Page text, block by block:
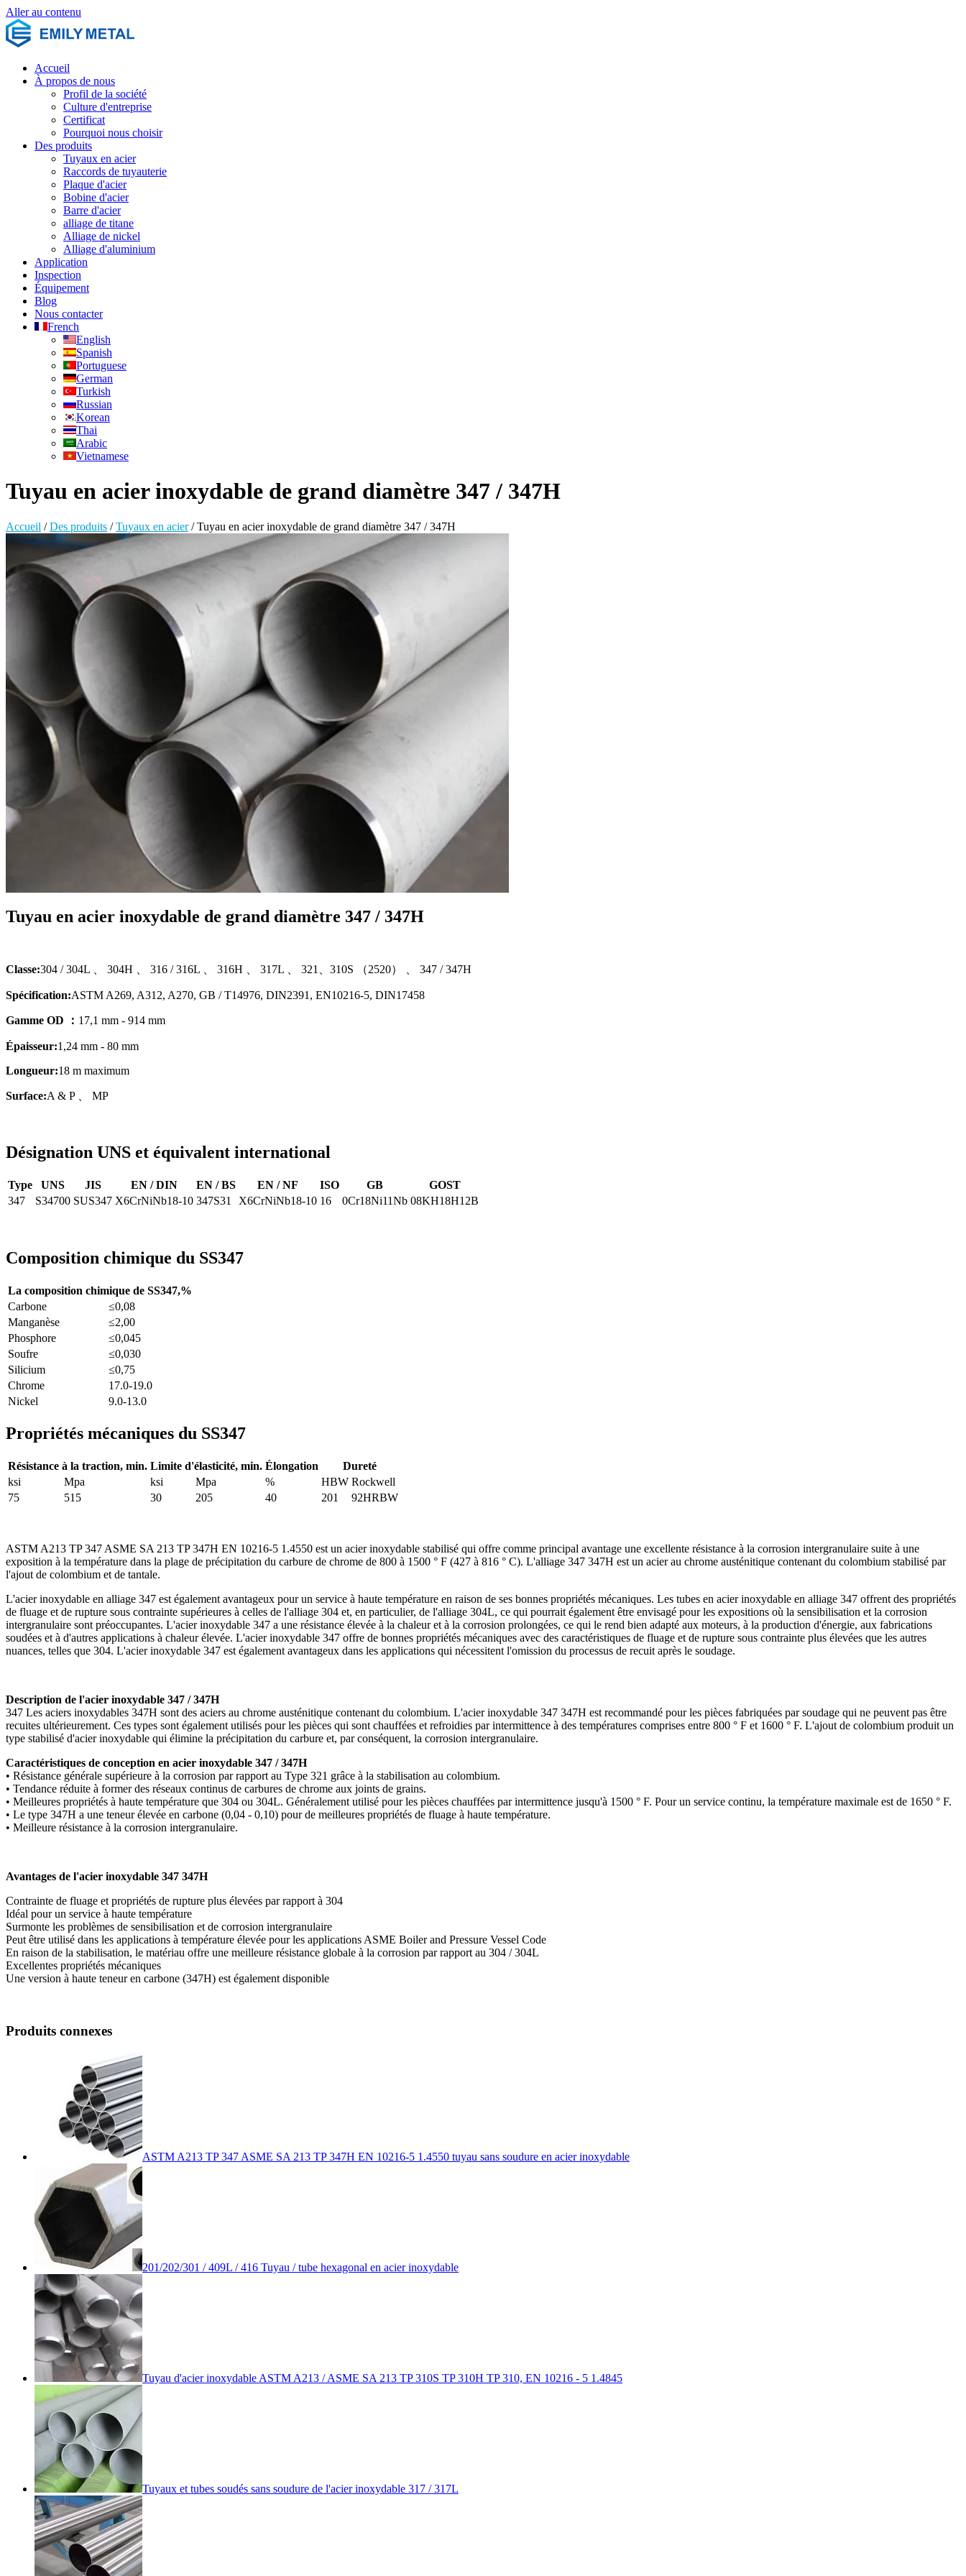
Aller au contenu
Accueil
À propos de nous
Profil de la société
Culture d'entreprise
Certificat
Pourquoi nous choisir
Des produits
Tuyaux en acier
Raccords de tuyauterie
Plaque d'acier
Bobine d'acier
Barre d'acier
alliage de titane
Alliage de nickel
Alliage d'aluminium
Application
Inspection
Équipement
Blog
Nous contacter
French
English
Spanish
Portuguese
German
Turkish
Russian
Korean
Thai
Arabic
Vietnamese
Tuyau en acier inoxydable de grand diamètre 347 / 347H
Accueil /Des produits /Tuyaux en acier/Tuyau en acier inoxydable de grand diamètre 347 / 347H
Tuyau en acier inoxydable de grand diamètre 347 / 347H
Classe:304 / 304L 、 304H 、 316 / 316L 、 316H 、 317L 、 321、310S （2520） 、 347 / 347H
Spécification:ASTM A269, A312, A270, GB / T14976, DIN2391, EN10216-5, DIN17458
Gamme OD ： 17,1 mm - 914 mm
Épaisseur:1,24 mm - 80 mm
Longueur:18 m maximum
Surface:A & P 、 MP
Désignation UNS et équivalent international
Type UNS JIS EN / DIN EN / BS EN / NF ISO GB
GOST
347
S34700 SUS347 X6CrNiNb18-10 347S31 X6CrNiNb18-10 16 0Cr18Ni11Nb 08KH18H12B
Composition chimique du SS347
La composition chimique de SS347,%
Carbone
≤0,08
Manganèse
≤2,00
Phosphore
≤0,045
Soufre
≤0,030
Silicium
≤0,75
Chrome
17.0-19.0
Nickel
9.0-13.0
Propriétés mécaniques du SS347
Résistance à la traction, min. Limite d'élasticité, min. Élongation
Dureté
ksi
Mpa ksi Mpa % HBW Rockwell
75
515 30 205 40 201 92HRBW
ASTM A213 TP 347 ASME SA 213 TP 347H EN 10216-5 1.4550 est un acier inoxydable stabilisé qui offre comme principal avantage une excellente résistance à la corrosion intergranulaire suite à une
exposition à la température dans la plage de précipitation du carbure de chrome de 800 à 1500 ° F (427 à 816 ° C). L'alliage 347 347H est un acier au chrome austénitique contenant du colombium stabilisé par
l'ajout de colombium et de tantale.
L'acier inoxydable en alliage 347 est également avantageux pour un service à haute température en raison de ses bonnes propriétés mécaniques. Les tubes en acier inoxydable en alliage 347 offrent des propriétés
de fluage et de rupture sous contrainte supérieures à celles de l'alliage 304 et, en particulier, de l'alliage 304L, ce qui pourrait également être envisagé pour les expositions où la sensibilisation et la corrosion
intergranulaire sont préoccupantes. L'acier inoxydable 347 a une résistance élevée à la chaleur et à la corrosion prolongées, ce qui le rend bien adapté aux moteurs, à la production d'énergie, aux fabrications
soudées et à d'autres applications à chaleur élevée. L'acier inoxydable 347 offre de bonnes propriétés mécaniques avec des caractéristiques de fluage et de rupture sous contrainte plus élevées que les autres
nuances, telles que 304. L'acier inoxydable 347 est également avantageux dans les applications qui nécessitent l'omission du processus de recuit après le soudage.
Description de l'acier inoxydable 347 / 347H
347 Les aciers inoxydables 347H sont des aciers au chrome austénitique contenant du colombium. L'acier inoxydable 347 347H est recommandé pour les pièces fabriquées par soudage qui ne peuvent pas être
recuites ultérieurement. Ces types sont également utilisés pour les pièces qui sont chauffées et refroidies par intermittence à des températures comprises entre 800 ° F et 1600 ° F. L'ajout de colombium produit un
type stabilisé d'acier inoxydable qui élimine la précipitation du carbure et, par conséquent, la corrosion intergranulaire.
Caractéristiques de conception en acier inoxydable 347 / 347H
• Résistance générale supérieure à la corrosion par rapport au Type 321 grâce à la stabilisation au colombium.
• Tendance réduite à former des réseaux continus de carbures de chrome aux joints de grains.
• Meilleures propriétés à haute température que 304 ou 304L. Généralement utilisé pour les pièces chauffées par intermittence jusqu'à 1500 ° F. Pour un service continu, la température maximale est de 1650 ° F.
• Le type 347H a une teneur élevée en carbone (0,04 - 0,10) pour de meilleures propriétés de fluage à haute température.
• Meilleure résistance à la corrosion intergranulaire.
Avantages de l'acier inoxydable 347 347H
Contrainte de fluage et propriétés de rupture plus élevées par rapport à 304
Idéal pour un service à haute température
Surmonte les problèmes de sensibilisation et de corrosion intergranulaire
Peut être utilisé dans les applications à température élevée pour les applications ASME Boiler and Pressure Vessel Code
En raison de la stabilisation, le matériau offre une meilleure résistance globale à la corrosion par rapport au 304 / 304L
Excellentes propriétés mécaniques
Une version à haute teneur en carbone (347H) est également disponible
Produits connexes
ASTM A213 TP 347 ASME SA 213 TP 347H EN 10216-5 1.4550 tuyau sans soudure en acier inoxydable
201/202/301 / 409L / 416 Tuyau / tube hexagonal en acier inoxydable
Tuyau d'acier inoxydable ASTM A213 / ASME SA 213 TP 310S TP 310H TP 310, EN 10216 - 5 1.4845
Tuyaux et tubes soudés sans soudure de l'acier inoxydable 317 / 317L